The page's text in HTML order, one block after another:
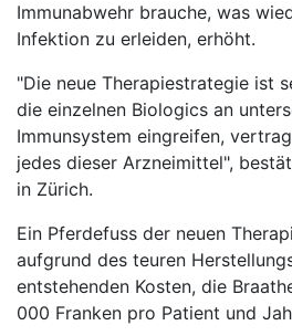
Immunabwehr brauche, was
Infektion zu erleiden, erhöht.
"Die neue Therapiestrategie ist
die einzelnen Biologics an
Immunsystem eingreifen,
jedes dieser Arzneimittel",
in Zürich.
Ein Pferdefuss der neuen
aufgrund des teuren
entstehenden Kosten, die
000 Franken pro Patient und